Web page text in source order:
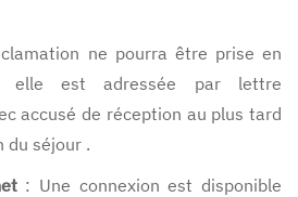
ne pourra être prise en
elle est adressée par lettre
accusé de réception au plus tard
du séjour .
: Une connexion est disponible